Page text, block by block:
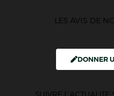
LES AVIS DE
DONNER